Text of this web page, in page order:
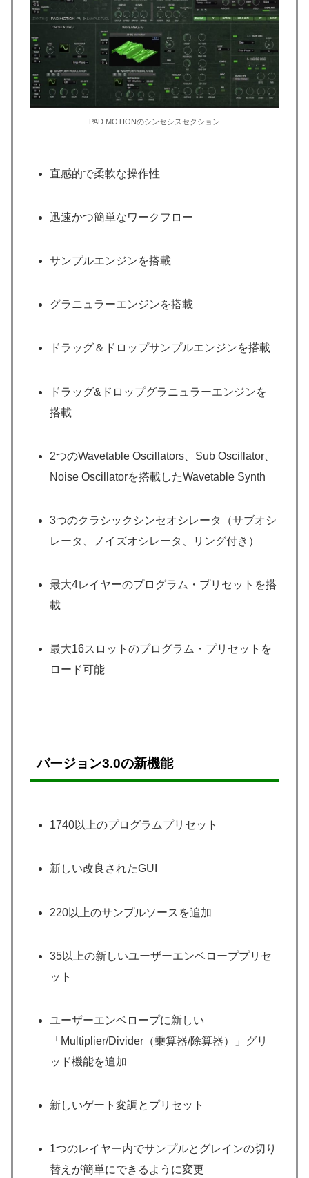
PAD MOTIONのシンセシスセクション
直感的で柔軟な操作性
迅速かつ簡単なワークフロー
サンプルエンジンを搭載
グラニュラーエンジンを搭載
ドラッグ＆ドロップサンプルエンジンを搭載
ドラッグ&ドロップグラニュラーエンジンを
搭載
2つのWavetable Oscillators、Sub Oscillator、
Noise Oscillatorを搭載したWavetable Synth
3つのクラシックシンセオシレータ（サブオシ
レータ、ノイズオシレータ、リング付き）
最大4レイヤーのプログラム・プリセットを搭
載
最大16スロットのプログラム・プリセットを
ロード可能
バージョン3.0の新機能
1740以上のプログラムプリセット
新しい改良されたGUI
220以上のサンプルソースを追加
35以上の新しいユーザーエンベローププリセ
ット
ユーザーエンベロープに新しい
「Multiplier/Divider（乗算器/除算器）」グリ
ッド機能を追加
新しいゲート変調とプリセット
1つのレイヤー内でサンプルとグレインの切り
替えが簡単にできるように変更